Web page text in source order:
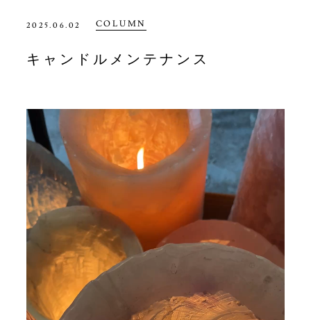
2025.06.02 COLUMN
キャンドルメンテナンス